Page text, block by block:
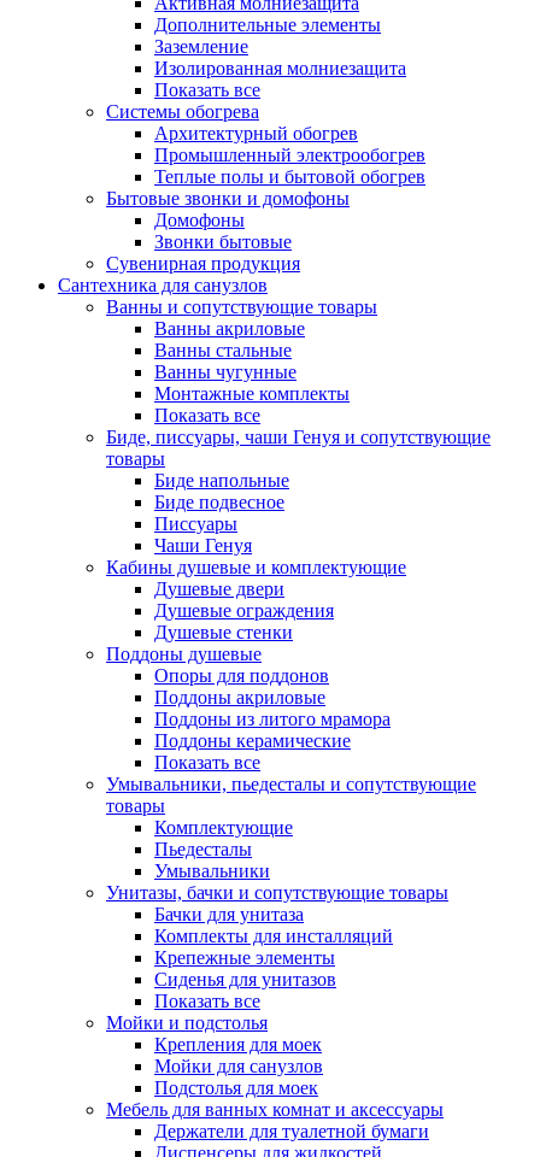
Дополнительные элементы
Заземление
Изолированная молниезащита
Показать все
Системы обогрева
Архитектурный обогрев
Промышленный электрообогрев
Теплые полы и бытовой обогрев
Бытовые звонки и домофоны
Домофоны
Звонки бытовые
Сувенирная продукция
Сантехника для санузлов
Ванны и сопутствующие товары
Ванны акриловые
Ванны стальные
Ванны чугунные
Монтажные комплекты
Показать все
Биде, писсуары, чаши Генуя и сопутствующие
товары
Биде напольные
Биде подвесное
Писсуары
Чаши Генуя
Кабины душевые и комплектующие
Душевые двери
Душевые ограждения
Душевые стенки
Поддоны душевые
Опоры для поддонов
Поддоны акриловые
Поддоны из литого мрамора
Поддоны керамические
Показать все
Умывальники, пьедесталы и сопутствующие
товары
Комплектующие
Пьедесталы
Умывальники
Унитазы, бачки и сопутствующие товары
Бачки для унитаза
Комплекты для инсталляций
Крепежные элементы
Сиденья для унитазов
Показать все
Мойки и подстолья
Крепления для моек
Мойки для санузлов
Подстолья для моек
Мебель для ванных комнат и аксессуары
Держатели для туалетной бумаги
Диспенсеры для жидкостей